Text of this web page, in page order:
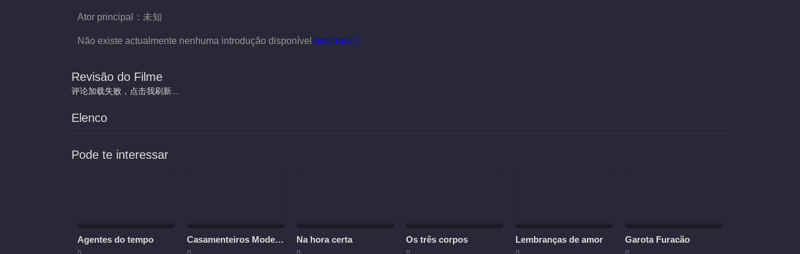
Ator principal： 未知
Não existe actualmente nenhuma introdução disponível detalhes
Revisão do Filme
评论加载失败，点击我刷新...
Elenco
Pode te interessar
Agentes do tempo Casamenteiros Modernos Na hora certa Os três corpos Lembranças de amor Garota Furacão